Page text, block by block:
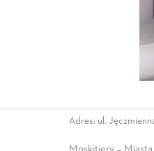
Adres: ul.